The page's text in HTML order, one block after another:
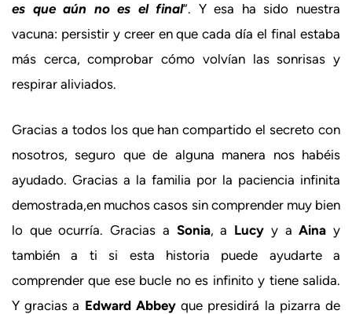
es que aún no es el final”. Y esa ha sido nuestra
vacuna: persistir y creer en que cada día el final estaba
más cerca, comprobar cómo volvían las sonrisas y
respirar aliviados.
Gracias a todos los que han compartido el secreto con
nosotros, seguro que de alguna manera nos habéis
ayudado. Gracias a la familia por la paciencia infinita
demostrada,en muchos casos sin comprender muy bien
lo que ocurría. Gracias a Sonia, a Lucy y aAina y
también a ti si esta historia puede ayudarte a
comprender que ese bucle no es infinito y tiene salida.
Y gracias a Edward Abbeyque presidirá la pizarra de